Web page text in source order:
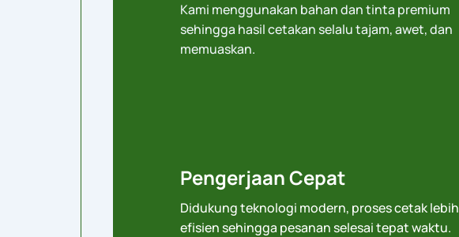
Kami menggunakan bahan dan tinta premium
sehingga hasil cetakan selalu tajam, awet, dan
memuaskan.
Pengerjaan Cepat
Didukung teknologi modern, proses cetak lebih
efisien sehingga pesanan selesai tepat waktu.